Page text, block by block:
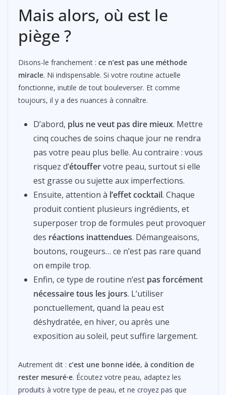
Mais alors, où est le
piège ?
Disons-le franchement : ce n’est pas une méthode
miracle. Ni indispensable. Si votre routine actuelle
fonctionne, inutile de tout bouleverser. Et comme
toujours, il y a des nuances à connaître.
D’abord, plus ne veut pas dire mieux. Mettre
cinq couches de soins chaque jour ne rendra
pas votre peau plus belle. Au contraire : vous
risquez d’étouffervotre peau, surtout si elle
est grasse ou sujette aux imperfections.
Ensuite, attention à l’effet cocktail. Chaque
produit contient plusieurs ingrédients, et
superposer trop de formules peut provoquer
des réactions inattendues. Démangeaisons,
boutons, rougeurs… ce n’est pas rare quand
on empile trop.
Enfin, ce type de routine n’est pas forcément
nécessaire tous les jours. L’utiliser
ponctuellement, quand la peau est
déshydratée, en hiver, ou après une
exposition au soleil, peut suffire largement.
Autrement dit : c’est une bonne idée, à condition de
rester mesuré·e. Écoutez votre peau, adaptez les
produits à votre type de peau, et ne croyez pas que